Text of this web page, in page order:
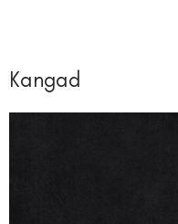
Kangad